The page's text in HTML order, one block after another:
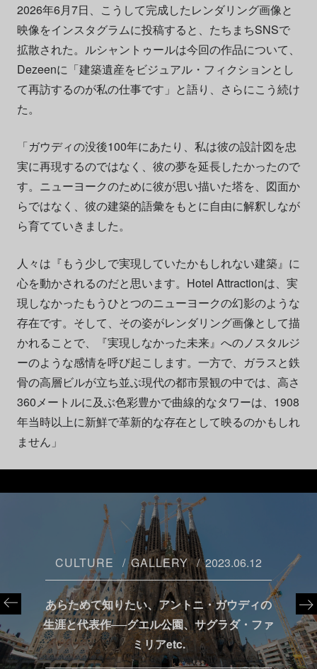
2026年6月7日、こうして完成したレンダリング画像と
映像をインスタグラムに投稿すると、たちまちSNSで
拡散された。ルシャントゥールは今回の作品について、
Dezeenに「建築遺産をビジュアル・フィクションとし
て再訪するのが私の仕事です」と語り、さらにこう続け
た。
「ガウディの没後100年にあたり、私は彼の設計図を忠
実に再現するのではなく、彼の夢を延長したかったので
す。ニューヨークのために彼が思い描いた塔を、図面か
らではなく、彼の建築的語彙をもとに自由に解釈しなが
ら育てていきました。
人々は『もう少しで実現していたかもしれない建築』に
心を動かされるのだと思います。Hotel Attractionは、実
現しなかったもうひとつのニューヨークの幻影のような
存在です。そして、その姿がレンダリング画像として描
かれることで、『実現しなかった未来』へのノスタルジ
ーのような感情を呼び起こします。一方で、ガラスと鉄
骨の高層ビルが立ち並ぶ現代の都市景観の中では、高さ
360メートルに及ぶ色彩豊かで曲線的なタワーは、1908
年当時以上に新鮮で革新的な存在として映るのかもしれ
ません」
CULTURE GALLERY 2023.06.12
あらためて知りたい、アントニ・ガウディの
生涯と代表作──グエル公園、サグラダ・ファ
ミリアetc.